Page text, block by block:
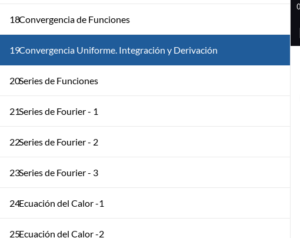
18Convergencia de Funciones
19Convergencia Uniforme. Integración y Derivación
20Series de Funciones
21Series de Fourier - 1
22Series de Fourier - 2
23Series de Fourier - 3
24Ecuación del Calor -1
25Ecuación del Calor -2